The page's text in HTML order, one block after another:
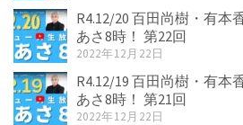
R4.12/20 百田尚樹・有
あさ8時！ 第22回
2022年12月22日
R4.12/19 百田尚樹・有
あさ8時！ 第21回
2022年12月22日